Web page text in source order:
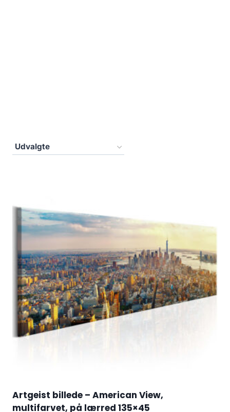
Artgeist billede – American View,
multifarvet, på lærred 135×45